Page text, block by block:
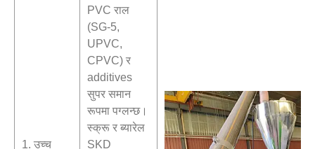
1. उच्च
PVC राल
(SG-5,
UPVC,
CPVC) र
additives
सुपर समान
रूपमा पग्लन्छ।
स्क्रू र ब्यारेल
SKD